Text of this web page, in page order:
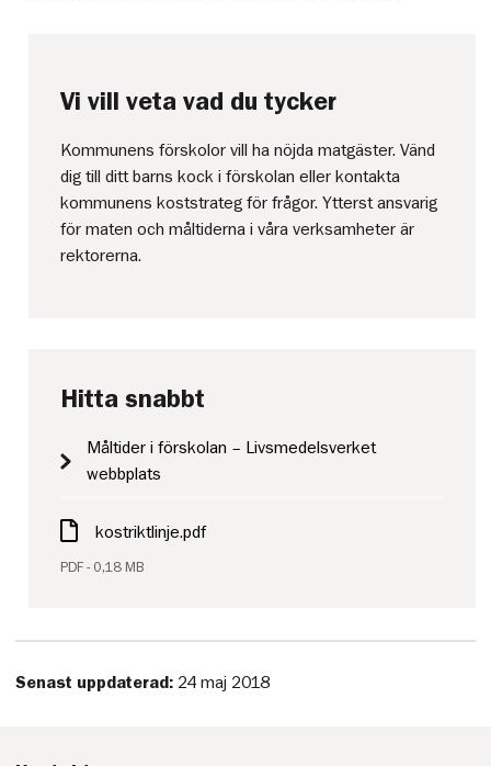
Vi vill veta vad du tycker
Kommunens förskolor vill ha nöjda matgäster. Vänd
dig till ditt barns kock i förskolan eller kontakta
kommunens koststrateg för frågor. Ytterst ansvarig
för maten och måltiderna i våra verksamheter är
rektorerna.
Hitta snabbt
Måltider i förskolan – Livsmedelsverket
webbplats
kostriktlinje.pdf
PDF - 0,18 MB
Senast uppdaterad: 24 maj 2018